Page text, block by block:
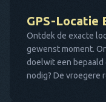
GPS-Locatie
Ontdek de exacte
gewenst moment.
doelwit een bepaald
nodig? De vroegere